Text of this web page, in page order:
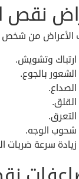
نقص
الأعراض من شخص
ارتباك وتشويش.
الشعور بالجوع.
الصداع.
القلق.
التعرق.
شحوب الوجه.
زيادة سرعة ضربات